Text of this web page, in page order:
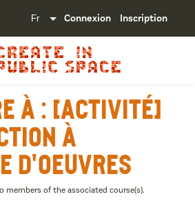
Connexion Inscription
à : [Activité]
à
d'oeuvres
of the associated course(s).